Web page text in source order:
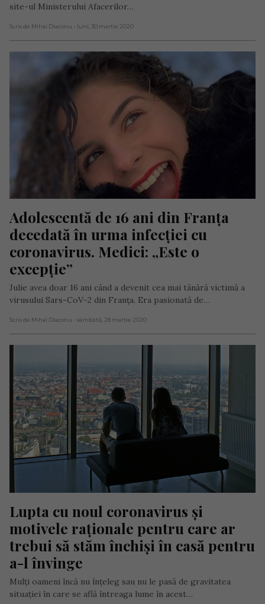
site-ul Ministerului Afacerilor…
Scris de Mihai Diaconu - luni, 30 martie 2020
Adolescentă de 16 ani din Franța
decedată în urma infecției cu
coronavirus. Medici: „Este o
excepție”
Julie avea doar 16 ani când a devenit cea mai tânără victimă a
virusului Sars-CoV-2 din Franța. Era pasionată de…
Scris de Mihai Diaconu - sâmbătă, 28 martie 2020
Lupta cu noul coronavirus și
motivele raționale pentru care ar
trebui să stăm închiși în casă pentru
a-l învinge
Mulți oameni încă nu înțeleg sau nu le pasă de gravitatea
situației în care se află întreaga lume în acest…